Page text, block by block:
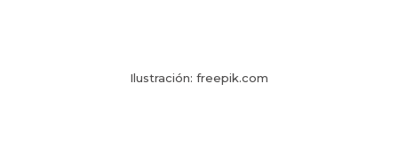
Ilustración: freepik.com